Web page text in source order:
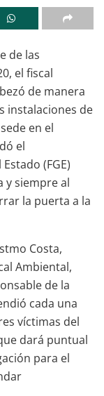
de las
el fiscal
de manera
instalaciones de
en el
el
(FGE)
y siempre al
la puerta a la
Costa,
Ambiental,
de la
cada una
víctimas del
dará puntual
para el